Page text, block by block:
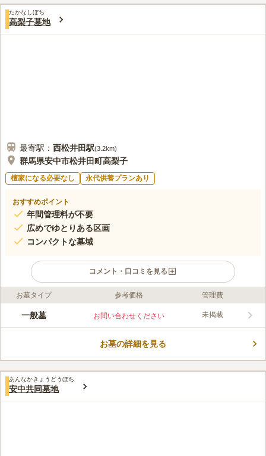
口コミ評価
この霊園はまだ誰からも評価されていません。
たかなしぼち
高梨子墓地
最寄駅： 西松井田駅(3.2km)
群馬県安中市松井田町高梨子
檀家になる必要なし 永代供養プランあり
おすすめポイント
年間管理料が不要
広めでゆとりある区画
コンパクトな墓域
コメント・口コミを見る
ライフドット編集部のコメント
田園風景に囲まれた場所に位置する墓地です。周囲にはさえぎる
墓のお掃除に便利です。「高梨ゴルフ倶楽部」から続く緑豊かな
おすすめです。
口コミ評価
この霊園はまだ誰からも評価されていません。
お墓タイプ 参考価格 管理費
一般墓 お問い合わせください 未掲載
お墓の詳細を見る
あんなかきょうどうぼち
安中共同墓地